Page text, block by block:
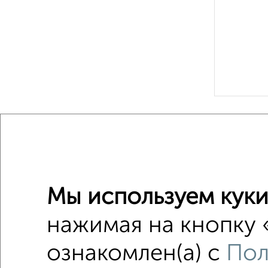
1-к
Поиск по
не
с
Мы используем
нажимая на кнопку
ознакомлен(а) с